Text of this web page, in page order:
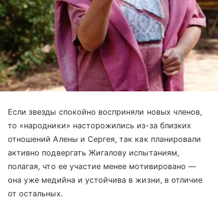
Если звезды спокойно восприняли новых членов,
то «народники» насторожились из-за близких
отношений Алены и Сергея, так как планировали
активно подвергать Жигалову испытаниям,
полагая, что ее участие менее мотивировано —
она уже медийна и устойчива в жизни, в отличие
от остальных.